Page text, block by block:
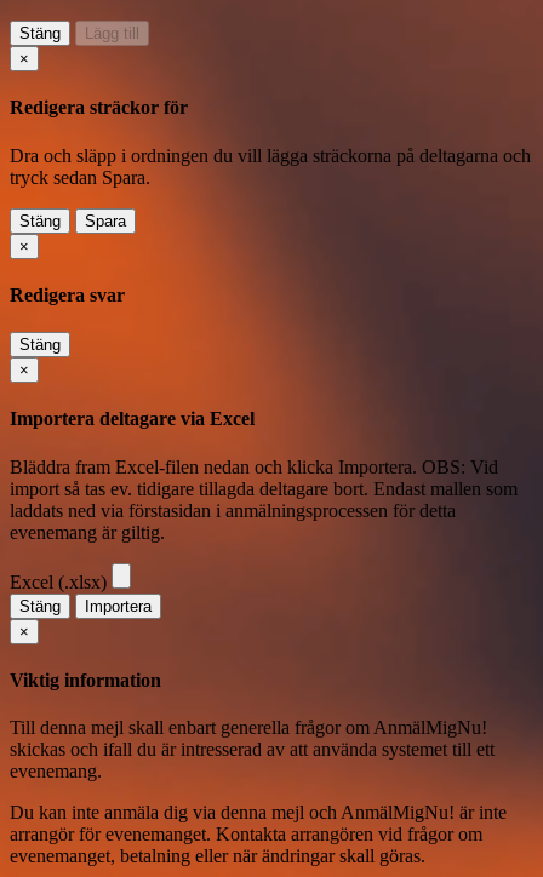
Stäng
Lägg till
×
Redigera sträckor för
Dra och släpp i ordningen du vill lägga sträckorna på deltagarna och
tryck sedan Spara.
Stäng
Spara
×
Redigera svar
Stäng
×
Importera deltagare via Excel
Bläddra fram Excel-filen nedan och klicka Importera. OBS: Vid
import så tas ev. tidigare tillagda deltagare bort. Endast mallen som
laddats ned via förstasidan i anmälningsprocessen för detta
evenemang är giltig.
Excel (.xlsx)
Stäng
Importera
×
Viktig information
Till denna mejl skall enbart generella frågor om AnmälMigNu!
skickas och ifall du är intresserad av att använda systemet till ett
evenemang.
Du kan inte anmäla dig via denna mejl och AnmälMigNu! är inte
arrangör för evenemanget. Kontakta arrangören vid frågor om
evenemanget, betalning eller när ändringar skall göras.